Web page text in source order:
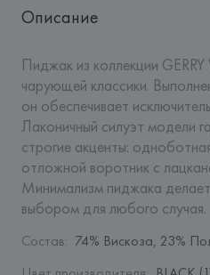
Описание
Пиджак из коллекции
чарующей классики.
он обеспечивает
Лаконичный силуэт модели
строгие акценты:
отложной воротник с
Минимализм пиджака
выбором для любого случая.
Состав: 74% Вискоза, 23%